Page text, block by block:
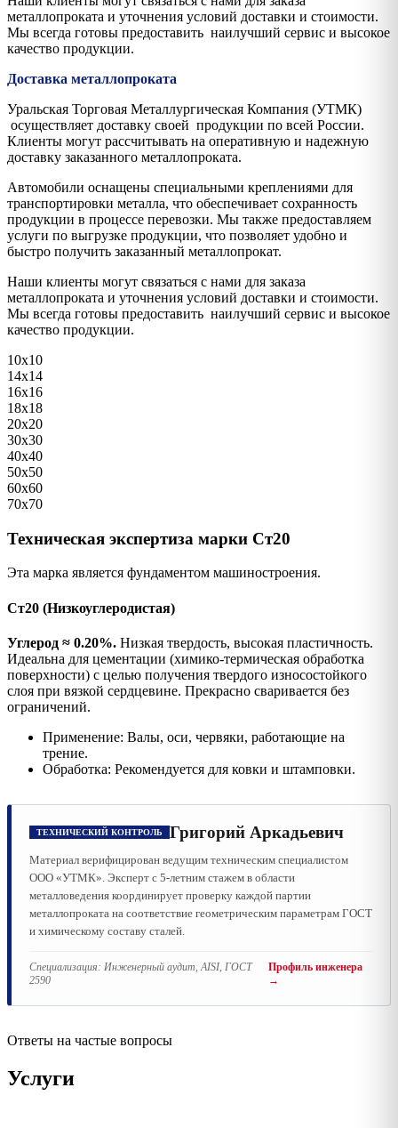
металлопроката и уточнения условий доставки и стоимости.
Мы всегда готовы предоставить наилучший сервис и высокое
качество продукции.
Доставка металлопроката
Уральская Торговая Металлургическая Компания (УТМК)
осуществляет доставку своей продукции по всей России.
Клиенты могут рассчитывать на оперативную и надежную
доставку заказанного металлопроката.
Автомобили оснащены специальными креплениями для
транспортировки металла, что обеспечивает сохранность
продукции в процессе перевозки. Мы также предоставляем
услуги по выгрузке продукции, что позволяет удобно и
быстро получить заказанный металлопрокат.
Наши клиенты могут связаться с нами для заказа
металлопроката и уточнения условий доставки и стоимости.
Мы всегда готовы предоставить наилучший сервис и высокое
качество продукции.
10х10
14х14
16х16
18х18
20х20
30х30
40х40
50х50
60х60
70х70
Техническая экспертиза марки Ст20
Эта марка является фундаментом машиностроения.
Ст20 (Низкоуглеродистая)
Углерод ≈ 0.20%. Низкая твердость, высокая пластичность.
Идеальна для цементации (химико-термическая обработка
поверхности) с целью получения твердого износостойкого
слоя при вязкой сердцевине. Прекрасно сваривается без
ограничений.
Применение: Валы, оси, червяки, работающие на
трение.
Обработка: Рекомендуется для ковки и штамповки.
ТЕХНИЧЕСКИЙ КОНТРОЛЬ Григорий Аркадьевич
Материал верифицирован ведущим техническим специалистом
ООО «УТМК». Эксперт с 5-летним стажем в области
металловедения координирует проверку каждой партии
металлопроката на соответствие геометрическим параметрам ГОСТ
и химическому составу сталей.
Специализация: Инженерный аудит, AISI, ГОСТ
2590
Профиль инженера
→
Ответы на частые вопросы
Услуги